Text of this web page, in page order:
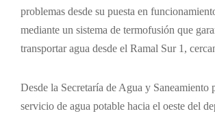
problemas desde su puesta en
mediante un sistema de termofusión que
transportar agua desde el Ramal Sur 1,
Desde la Secretaría de Agua y
servicio de agua potable hacia el oeste del